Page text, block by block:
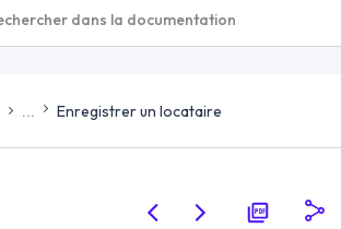
... Enregistrer un locataire